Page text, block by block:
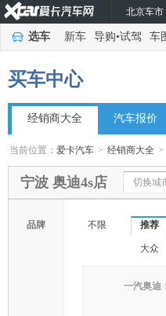
北京车市
选车 新车 导购•试驾 车
买车中心
经销商大全 汽车报价
当前位置：爱卡汽车 > 经销商大全 >
宁波 奥迪4s店 切换城
品牌 不限 推荐
大众
一汽奥迪：